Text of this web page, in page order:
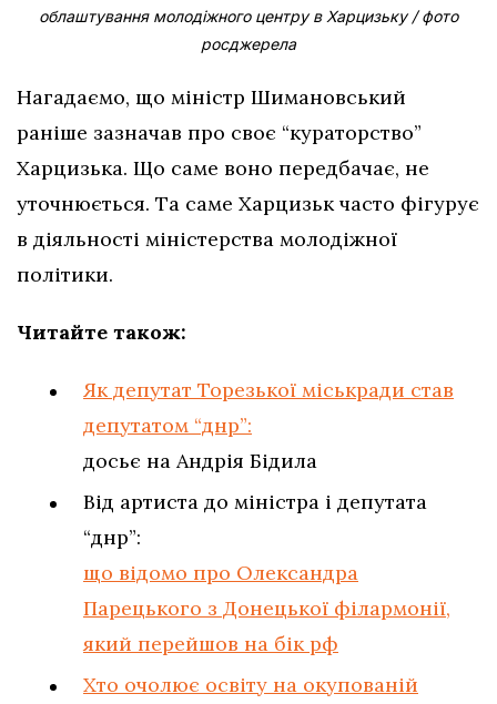
облаштування молодіжного центру в Харцизьку / фото
росджерела
Нагадаємо, що міністр Шимановський
раніше зазначав про своє “кураторство”
Харцизька. Що саме воно передбачає, не
уточнюється. Та саме Харцизьк часто фігурує
в діяльності міністерства молодіжної
політики.
Читайте також:
Як депутат Торезької міськради став
депутатом “днр”:
досьє на Андрія Бідила
Від артиста до міністра і депутата
“днр”:
що відомо про Олександра
Парецького з Донецької філармонії,
який перейшов на бік рф
Хто очолює освіту на окупованій